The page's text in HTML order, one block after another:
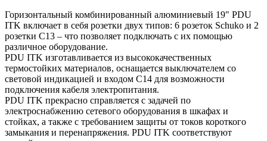
Горизонтальный комбинированный алюминиевый 19" PDU
ITK включает в себя розетки двух типов: 6 розеток Schuko и 2
розетки C13 – что позволяет подключать с их помощью
различное оборудование.
PDU ITK изготавливается из высококачественных
термостойких материалов, оснащается выключателем со
световой индикацией и входом С14 для возможности
подключения кабеля электропитания.
PDU ITK прекрасно справляется с задачей по
электроснабжению сетевого оборудования в шкафах и
стойках, а также с требованием защиты от токов короткого
замыкания и перенапряжения. PDU ITK соответствуют